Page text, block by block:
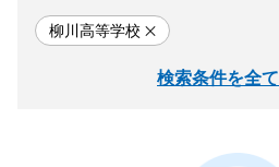
柳川高等学校
検索条件を全